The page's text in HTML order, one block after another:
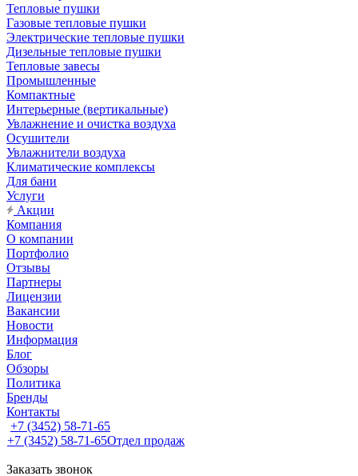
Тепловые пушки
Газовые тепловые пушки
Электрические тепловые пушки
Дизельные тепловые пушки
Тепловые завесы
Промышленные
Компактные
Интерьерные (вертикальные)
Увлажнение и очистка воздуха
Осушители
Увлажнители воздуха
Климатические комплексы
Для бани
Услуги
Акции
Компания
О компании
Портфолио
Отзывы
Партнеры
Лицензии
Вакансии
Новости
Информация
Блог
Обзоры
Политика
Бренды
Контакты
+7 (3452) 58-71-65
+7 (3452) 58-71-65Отдел продаж
Заказать звонок